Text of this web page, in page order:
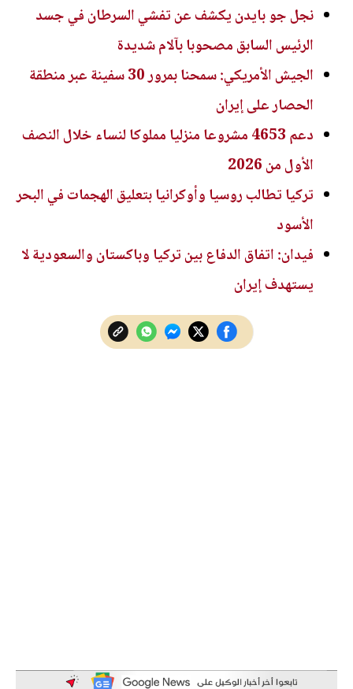
نجل جو بايدن يكشف عن تفشي السرطان في جسد
الرئيس السابق مصحوبا بآلام شديدة
الجيش الأمريكي: سمحنا بمرور 30 سفينة عبر منطقة
الحصار على إيران
دعم 4653 مشروعا منزليا مملوكا لنساء خلال النصف
الأول من 2026
تركيا تطالب روسيا وأوكرانيا بتعليق الهجمات في البحر
الأسود
فيدان: اتفاق الدفاع بين تركيا وباكستان والسعودية لا
يستهدف إيران